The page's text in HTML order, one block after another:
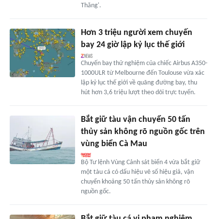
Thăng'.
Hơn 3 triệu người xem chuyến
bay 24 giờ lập kỷ lục thế giới
Chuyến bay thử nghiệm của chiếc Airbus A350-
1000ULR từ Melbourne đến Toulouse vừa xác
lập kỷ lục thế giới về quãng đường bay, thu
hút hơn 3,6 triệu lượt theo dõi trực tuyến.
Bắt giữ tàu vận chuyển 50 tấn
thủy sản không rõ nguồn gốc trên
vùng biển Cà Mau
Bộ Tư lệnh Vùng Cảnh sát biển 4 vừa bắt giữ
một tàu cá có dấu hiệu vẽ số hiệu giả, vận
chuyển khoảng 50 tấn thủy sản không rõ
nguồn gốc.